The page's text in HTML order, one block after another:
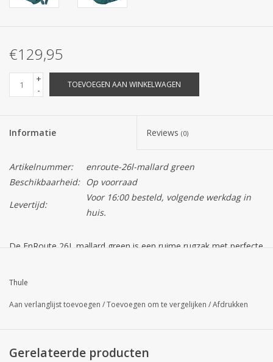
€129,95
+
-
TOEVOEGEN AAN WINKELWAGEN
Informatie Reviews (0)
Artikelnummer:
enroute-26l-mallard green
Beschikbaarheid:
Op voorraad
Levertijd:
Voor 16:00 besteld, volgende werkdag in
huis.
De EnRoute 26L mallard green is een ruime rugzak met perfecte
Deze mooie ruime tas beschikt over:
laptop van maximaal 15,6 inch en een tablet van maximaal 10,5
voor uw telefoon, zonnebril of andere kostbaarheden
Thule
Aan verlanglijst toevoegen /Toevoegen om te vergelijken /Afdrukken
Gerelateerde producten